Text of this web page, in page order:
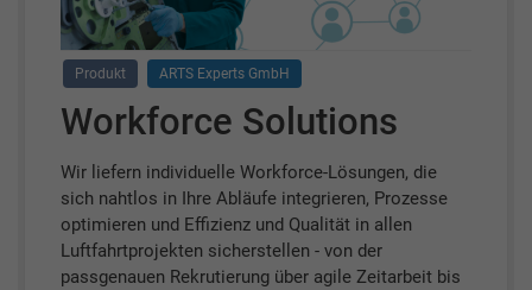
Produkt ARTS Experts GmbH
Workforce Solutions
Wir liefern individuelle Workforce-Lösungen, die
sich nahtlos in Ihre Abläufe integrieren, Prozesse
optimieren und Effizienz und Qualität in allen
Luftfahrtprojekten sicherstellen - von der
passgenauen Rekrutierung über agile Zeitarbeit bis